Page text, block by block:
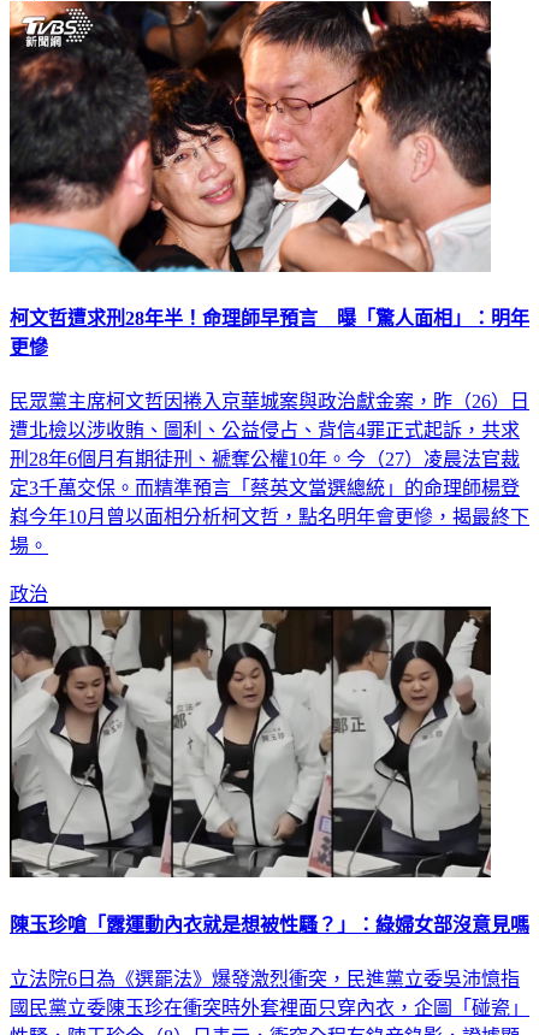
柯文哲遭求刑28年半！命理師早預言 曝「驚人面相」：明年
更慘
民眾黨主席柯文哲因捲入京華城案與政治獻金案，昨（26）日
遭北檢以涉收賄、圖利、公益侵占、背信4罪正式起訴，共求
刑28年6個月有期徒刑、褫奪公權10年。今（27）凌晨法官裁
定3千萬交保。而精準預言「蔡英文當選總統」的命理師楊登
嵙今年10月曾以面相分析柯文哲，點名明年會更慘，揭最終下
場。
政治
陳玉珍嗆「露運動內衣就是想被性騷？」：綠婦女部沒意見嗎
立法院6日為《選罷法》爆發激烈衝突，民進黨立委吳沛憶指
國民黨立委陳玉珍在衝突時外套裡面只穿內衣，企圖「碰瓷」